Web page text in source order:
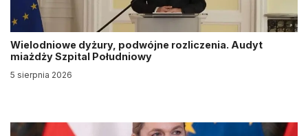
Wielodniowe dyżury, podwójne rozliczenia. Audyt
miażdży Szpital Południowy
5 sierpnia 2026